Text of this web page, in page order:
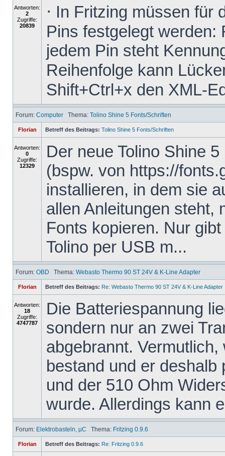
Antworten:
2
Zugriffe:
20839
⋅ In Fritzing müssen für
Pins festgelegt werden:
jedem Pin steht
Reihenfolge kann
Shift+Ctrl+x den XML-
Forum: Computer Thema: Tolino Shine 5 Fonts/Schriften
Florian Betreff des Beitrags: Tolino Shine 5 Fonts/Schriften
Antworten:
0
Zugriffe:
12329
Der neue Tolino Shine
(bspw. von https://
installieren, in dem sie
allen Anleitungen steht,
Fonts kopieren. Nur
Tolino per USB m...
Forum: OBD Thema: Webasto Thermo 90 ST 24V & K-Line Adapter
Florian Betreff des Beitrags: Re: Webasto Thermo 90 ST 24V & K-Line Adapter
Antworten:
18
Zugriffe:
4747787
Die Batteriespannung
sondern nur an zwei
abgebrannt.
bestand und er
und der 510 Ohm
wurde. Allerdings kann
Forum: Elektrobasteln, µC Thema: Fritzing 0.9.6
Florian Betreff des Beitrags: Re: Fritzing 0.9.6